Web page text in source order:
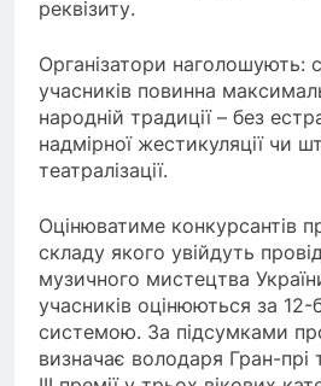
реквізиту.
Організатори наголошують:
учасників повинна
народній традиції – без
надмірної жестикуляції чи
театралізації.
Оцінюватиме конкурсантів
складу якого увійдуть
музичного мистецтва
учасників оцінюються за
системою. За підсумками
визначає володаря Гран-прі